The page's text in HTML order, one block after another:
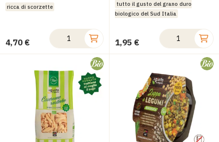
ricca di scorzette
4,70 €
tutto il gusto del grano duro
biologico del Sud Italia
1,95 €